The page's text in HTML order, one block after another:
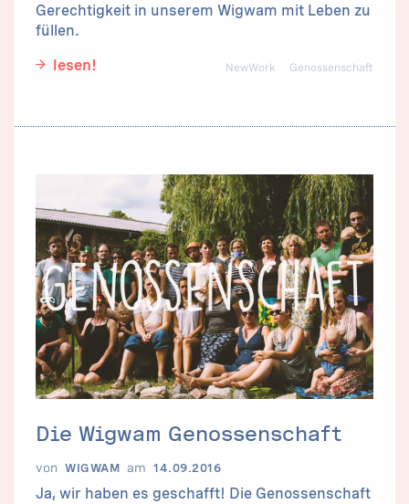
Gerechtigkeit in unserem Wigwam mit Leben zu
füllen.
lesen!
Genossenschaft
NewWork
Die Wigwam Genossenschaft
von WIGWAM am 14.09.2016
Ja, wir haben es geschafft! Die Genossenschaft